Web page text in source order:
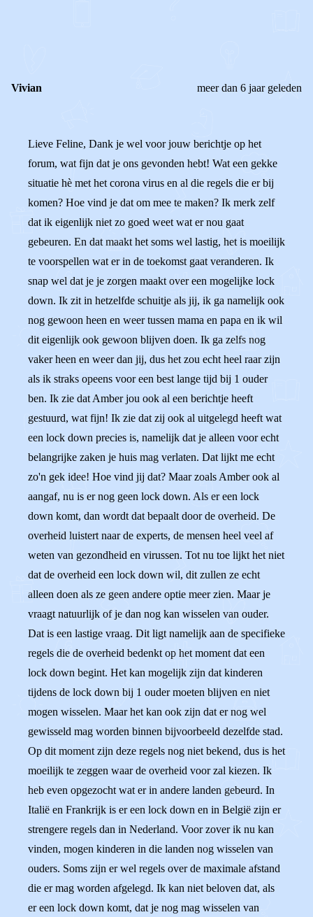
Vivian meer dan 6 jaar geleden
Lieve Feline, Dank je wel voor jouw berichtje op het
forum, wat fijn dat je ons gevonden hebt! Wat een gekke
situatie hè met het corona virus en al die regels die er bij
komen? Hoe vind je dat om mee te maken? Ik merk zelf
dat ik eigenlijk niet zo goed weet wat er nou gaat
gebeuren. En dat maakt het soms wel lastig, het is moeilijk
te voorspellen wat er in de toekomst gaat veranderen. Ik
snap wel dat je je zorgen maakt over een mogelijke lock
down. Ik zit in hetzelfde schuitje als jij, ik ga namelijk ook
nog gewoon heen en weer tussen mama en papa en ik wil
dit eigenlijk ook gewoon blijven doen. Ik ga zelfs nog
vaker heen en weer dan jij, dus het zou echt heel raar zijn
als ik straks opeens voor een best lange tijd bij 1 ouder
ben. Ik zie dat Amber jou ook al een berichtje heeft
gestuurd, wat fijn! Ik zie dat zij ook al uitgelegd heeft wat
een lock down precies is, namelijk dat je alleen voor echt
belangrijke zaken je huis mag verlaten. Dat lijkt me echt
zo'n gek idee! Hoe vind jij dat? Maar zoals Amber ook al
aangaf, nu is er nog geen lock down. Als er een lock
down komt, dan wordt dat bepaalt door de overheid. De
overheid luistert naar de experts, de mensen heel veel af
weten van gezondheid en virussen. Tot nu toe lijkt het niet
dat de overheid een lock down wil, dit zullen ze echt
alleen doen als ze geen andere optie meer zien. Maar je
vraagt natuurlijk of je dan nog kan wisselen van ouder.
Dat is een lastige vraag. Dit ligt namelijk aan de specifieke
regels die de overheid bedenkt op het moment dat een
lock down begint. Het kan mogelijk zijn dat kinderen
tijdens de lock down bij 1 ouder moeten blijven en niet
mogen wisselen. Maar het kan ook zijn dat er nog wel
gewisseld mag worden binnen bijvoorbeeld dezelfde stad.
Op dit moment zijn deze regels nog niet bekend, dus is het
moeilijk te zeggen waar de overheid voor zal kiezen. Ik
heb even opgezocht wat er in andere landen gebeurd. In
Italië en Frankrijk is er een lock down en in België zijn er
strengere regels dan in Nederland. Voor zover ik nu kan
vinden, mogen kinderen in die landen nog wisselen van
ouders. Soms zijn er wel regels over de maximale afstand
die er mag worden afgelegd. Ik kan niet beloven dat, als
er een lock down komt, dat je nog mag wisselen van